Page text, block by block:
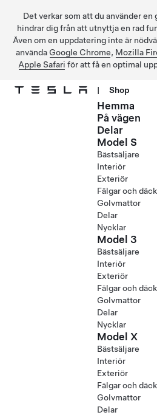
Det verkar som att du använder en
hindrar dig från att utnyttja en rad
Även om en uppdatering inte är
använda Google Chrome, Mozilla
Apple Safari för att få en optimal
| Shop
Hemma
På vägen
Delar
Model S
Bästsäljare
Interiör
Exteriör
Fälgar och däck
Golvmattor
Delar
Nycklar
Model 3
Bästsäljare
Interiör
Exteriör
Fälgar och däck
Golvmattor
Delar
Nycklar
Model X
Bästsäljare
Interiör
Exteriör
Fälgar och däck
Golvmattor
Delar